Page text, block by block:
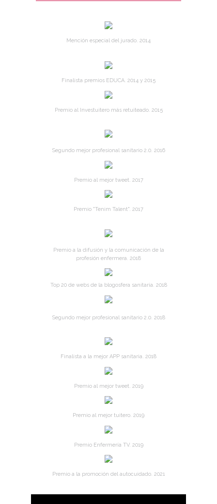
Mención especial del jurado. 2014
Finalista premios EDUCA. 2014 y 2015
Premio al Investuitero más retuiteado. 2015
Segundo mejor profesional sanitario 2.0. 2016
Premio al mejor tweet. 2017
Premio "Tenim Talent". 2017
Premio a la difusión y la comunicación de la
profesión enfermera. 2018
Top 20 de webs de la blogosfera sanitaria. 2018
Segundo mejor profesional sanitario 2.0. 2018
Finalista a la mejor APP sanitaria. 2018
Premio al mejor tweet. 2019
Premio al mejor tuitero. 2019
Premio Enfermería TV. 2019
Premio a la promoción del autocuidado. 2021